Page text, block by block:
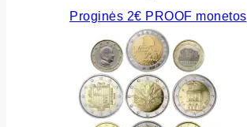
Proginės 2€ PROOF monetos